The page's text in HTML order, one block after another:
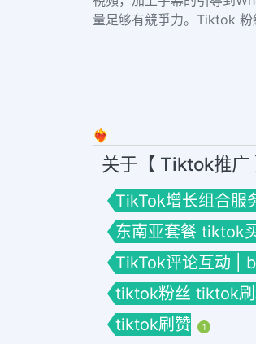
量足够有競爭力。Tiktok
❤️‍🔥
关于【 Tiktok推广
TikTok增长组合服
东南亚套餐 tiktok
TikTok评论互动 |
tiktok粉丝 tiktok
tiktok刷赞 1